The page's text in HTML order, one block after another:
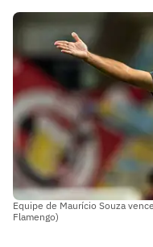
Equipe de Maurício Souza
Flamengo)